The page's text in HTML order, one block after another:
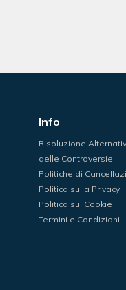
Info
Risoluzione
delle Controversie
Politiche di
Politica sulla Privacy
Politica sui Cookie
Termini e Condizioni